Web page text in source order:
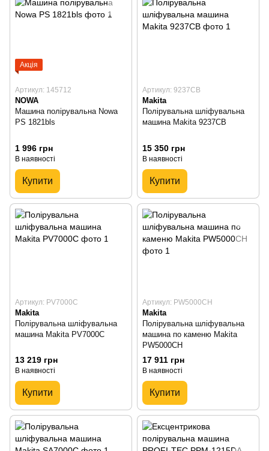
Акція
Артикул: 145712
NOWA
Машина полірувальна Nowa
PS 1821bls
1 996 грн
В наявності
Купити
Артикул: 9237CB
Makita
Полірувальна шліфувальна
машина Makita 9237CB
15 350 грн
В наявності
Купити
Артикул: PV7000C
Makita
Полірувальна шліфувальна
машина Makita PV7000C
13 219 грн
В наявності
Купити
Артикул: PW5000CH
Makita
Полірувальна шліфувальна
машина по каменю Makita
PW5000CH
17 911 грн
В наявності
Купити